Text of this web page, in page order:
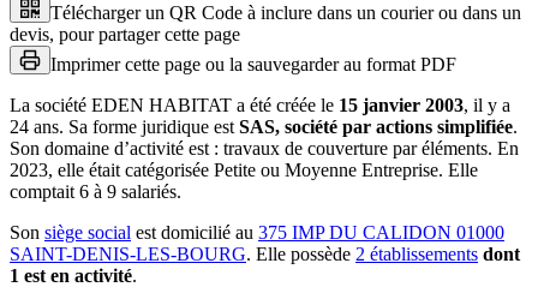
Télécharger un QR Code à inclure dans un courier ou dans un
devis, pour partager cette page
Imprimer cette page ou la sauvegarder au format PDF
La société EDEN HABITAT a été créée le 15 janvier 2003, il y a
24 ans. Sa forme juridique est SAS, société par actions simplifiée.
Son domaine d’activité est : travaux de couverture par éléments. En
2023, elle était catégorisée Petite ou Moyenne Entreprise. Elle
comptait 6 à 9 salariés.
Son siège social est domicilié au 375 IMP DU CALIDON 01000
SAINT-DENIS-LES-BOURG. Elle possède 2 établissements dont
1 est en activité.